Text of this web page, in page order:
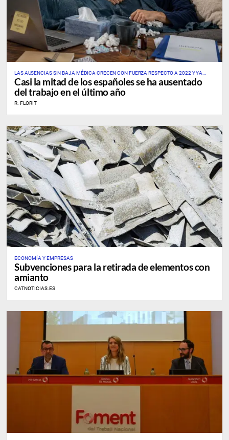
LAS AUSENCIAS SIN BAJA MÉDICA CRECEN CON FUERZA RESPECTO A 2022 Y YA
AFECTAN A UNO DE CADA TRES PROFESIONALES
Casi la mitad de los españoles se ha ausentado
del trabajo en el último año
R. FLORIT
ECONOMÍA Y EMPRESAS
Subvenciones para la retirada de elementos con
amianto
CATNOTICIAS.ES